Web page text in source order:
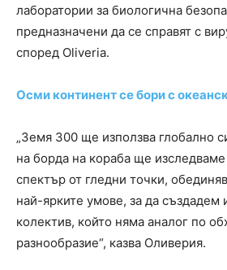
лаборатории за биологична
предназначени да се справят с
според Oliveria.
Осми континент се бори с
„Земя 300 ще използва глобално
на борда на кораба ще
спектър от гледни точки,
най-ярките умове, за да създадем
колектив, който няма аналог по
разнообразие“, казва Оливерия.